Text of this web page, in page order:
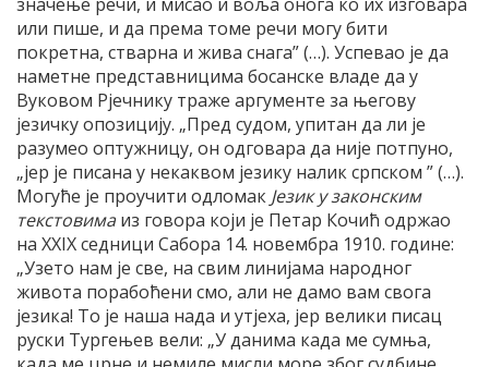
или пише, и да према томе речи могу бити
покретна, стварна и жива снага” (…). Успевао је да
наметне представницима босанске владе да у
Вуковом Рјечнику траже аргументе за његову
језичку опозицију. „Пред судом, упитан да ли је
разумео оптужницу, он одговара да није потпуно,
„јер је писана у некаквом језику налик српском ” (…).
Могуће је проучити одломак Језик у законским
текстовимаиз говора који је Петар Кочић одржао
на XXIX седници Сабора 14. новембра 1910. године:
„Узето нам је све, на свим линијама народног
живота порабоћени смо, али не дамо вам свога
језика! То је наша нада и утјеха, јер велики писац
руски Тургењев вели: „У данима када ме сумња,